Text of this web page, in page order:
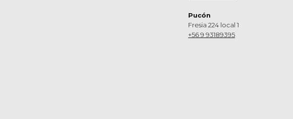
Pucón
Fresia 224 local 1
+56 9 93189395